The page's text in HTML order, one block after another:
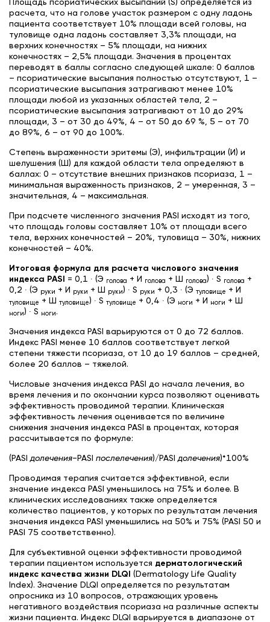
Площадь псориатических высыпаний (S) определяется из
расчета, что на голове участок размером с одну ладонь
пациента соответствует 10% площади всей головы, на
туловище одна ладонь составляет 3,3% площади, на
верхних конечностях – 5% площади, на нижних
конечностях – 2,5% площади. Значения в процентах
переводят в баллы согласно следующей шкале: 0 баллов
– псориатические высыпания полностью отсутствуют, 1 –
псориатические высыпания затрагивают менее 10%
площади любой из указанных областей тела, 2 –
псориатические высыпания затрагивают от 10 до 29%
площади, 3 – от 30 до 49%, 4 – от 50 до 69 %, 5 – от 70
до 89%, 6 – от 90 до 100%.
Степень выраженности эритемы (Э), инфильтрации (И) и
шелушения (Ш) для каждой области тела определяют в
баллах: 0 – отсутствие внешних признаков псориаза, 1 –
минимальная выраженность признаков, 2 – умеренная, 3 –
значительная, 4 – максимальная.
При подсчете численного значения PASI исходят из того,
что площадь головы составляет 10% от площади всего
тела, верхних конечностей – 20%, туловища – 30%, нижних
конечностей – 40%.
Итоговая формула для расчета числового значения
индекса PASI
= 0,1 ∙ (Э голова + И голова + Ш голова ) ∙ S голова +
0,2 ∙ (Э руки + И руки + Ш руки ) ∙ S руки + 0,3 ∙ (Э туловище + И
туловище + Ш туловище ) ∙ S туловище + 0,4 ∙ (Э ноги + И ноги + Ш
ноги ) ∙ S ноги .
Значения индекса PASI варьируются от 0 до 72 баллов.
Индекс PASI менее 10 баллов соответствует легкой
степени тяжести псориаза, от 10 до 19 баллов – средней,
более 20 баллов – тяжелой.
Числовые значения индекса PASI до начала лечения, во
время лечения и по окончании курса позволяют оценивать
эффективность проводимой терапии. Клиническая
эффективность лечения оценивается по величине
снижения значения индекса PASI в процентах, которая
рассчитывается по формуле:
(PASI долечения−PASI послелечения)/PASI долечения)*100%
Проводимая терапия считается эффективной, если
значение индекса PASI уменьшилось на 75% и более. В
клинических исследованиях также определяется
количество пациентов, у которых по результатам лечения
значения индекса PASI уменьшились на 50% и 75% (PASI 50 и
PASI 75 соответственно).
Для субъективной оценки эффективности проводимой
терапии пациентом используется дерматологический
индекс качества жизни DLQI
(Dermatology Life Quality
Index). Значение DLQI определяется по результатам
опросника из 10 вопросов, отражающих уровень
негативного воздействия псориаза на различные аспекты
жизни пациента. Индекс DLQI варьируется в диапазоне от